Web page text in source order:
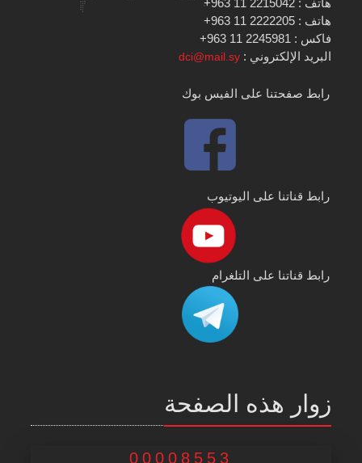
هاتف : 2222205 11 963+
فاكس : 2245981 11 963+
البريد الإلكتروني :dci@mail.sy
رابط صفحتنا على الفيس بوك
رابط قناتنا على اليوتيوب
رابط قناتنا على التلغرام
زوار هذه الصفحة
00008553